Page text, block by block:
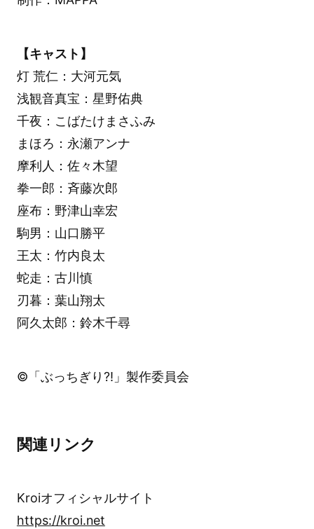
【キャスト】
灯 荒仁：大河元気
浅観音真宝：星野佑典
千夜：こばたけまさふみ
まほろ：永瀬アンナ
摩利人：佐々木望
拳一郎：斉藤次郎
座布：野津山幸宏
駒男：山口勝平
王太：竹内良太
蛇走：古川慎
刃暮：葉山翔太
阿久太郎：鈴木千尋
©「ぶっちぎり?!」製作委員会
関連リンク
Kroiオフィシャルサイト
https://kroi.net